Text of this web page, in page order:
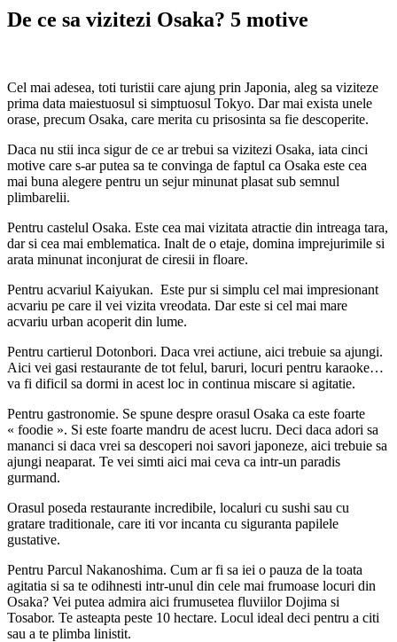
De ce sa vizitezi Osaka? 5 motive
Cel mai adesea, toti turistii care ajung prin Japonia, aleg sa viziteze
prima data maiestuosul si simptuosul Tokyo. Dar mai exista unele
orase, precum Osaka, care merita cu prisosinta sa fie descoperite.
Daca nu stii inca sigur de ce ar trebui sa vizitezi Osaka, iata cinci
motive care s-ar putea sa te convinga de faptul ca Osaka este cea
mai buna alegere pentru un sejur minunat plasat sub semnul
plimbarelii.
Pentru castelul Osaka. Este cea mai vizitata atractie din intreaga tara,
dar si cea mai emblematica. Inalt de o etaje, domina imprejurimile si
arata minunat inconjurat de ciresii in floare.
Pentru acvariul Kaiyukan. Este pur si simplu cel mai impresionant
acvariu pe care il vei vizita vreodata. Dar este si cel mai mare
acvariu urban acoperit din lume.
Pentru cartierul Dotonbori. Daca vrei actiune, aici trebuie sa ajungi.
Aici vei gasi restaurante de tot felul, baruri, locuri pentru karaoke…
va fi dificil sa dormi in acest loc in continua miscare si agitatie.
Pentru gastronomie. Se spune despre orasul Osaka ca este foarte
« foodie ». Si este foarte mandru de acest lucru. Deci daca adori sa
mananci si daca vrei sa descoperi noi savori japoneze, aici trebuie sa
ajungi neaparat. Te vei simti aici mai ceva ca intr-un paradis
gurmand.
Orasul poseda restaurante incredibile, localuri cu sushi sau cu
gratare traditionale, care iti vor incanta cu siguranta papilele
gustative.
Pentru Parcul Nakanoshima. Cum ar fi sa iei o pauza de la toata
agitatia si sa te odihnesti intr-unul din cele mai frumoase locuri din
Osaka? Vei putea admira aici frumusetea fluviilor Dojima si
Tosabor. Te asteapta peste 10 hectare. Locul ideal deci pentru a citi
sau a te plimba linistit.